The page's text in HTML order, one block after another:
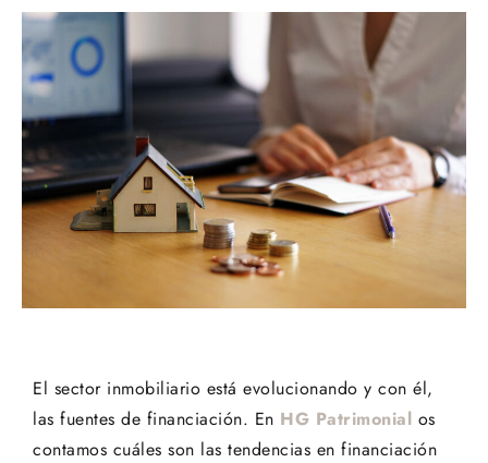
El sector inmobiliario está evolucionando y con él,
las fuentes de financiación. En HG Patrimonial os
contamos cuáles son las tendencias en financiación